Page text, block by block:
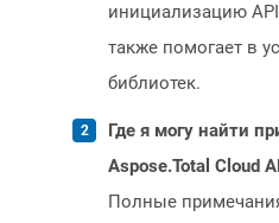
инициализацию
также помогает в
библиотек.
Где я могу найти
Aspose.Total Cloud
Полные